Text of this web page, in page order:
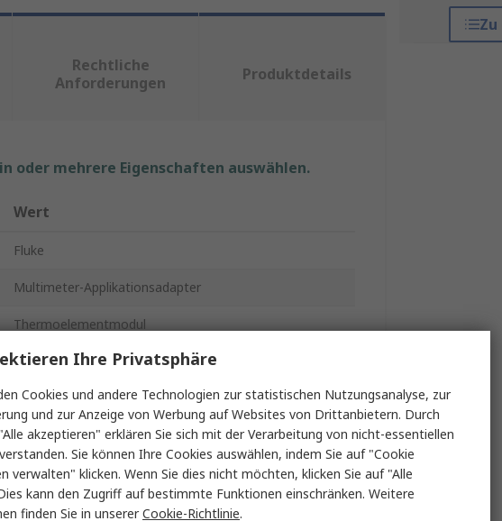
Rechtliche
Anforderungen
Produktdetails
oder mehrere Eigenschaften auswählen.
Wert
Fluke
Multimeter-Applikationsadapter
Thermoelementmodul
Serie 10, Serie 11, Serie 110, Serie 111, Serie 112, Serie
Serie 20, Serie 27, Serie 43B, Serie 45, Serie 70, Serie
715, Serie 73III, Serie 787, Serie 789, Serie 80III, Serie
83 V
No
Ihre Privatsphäre
Cookies und andere Technologien zur statistischen Nutzungsanalyse, zur
und zur Anzeige von Werbung auf Websites von Drittanbietern. Durch
akzeptieren" erklären Sie sich mit der Verarbeitung von nicht-essentiellen
Sie können Ihre Cookies auswählen, indem Sie auf "Cookie
verwalten" klicken. Wenn Sie dies nicht möchten, klicken Sie auf "Alle
kann den Zugriff auf bestimmte Funktionen einschränken. Weitere
finden Sie in unsererCookie-Richtlinie.